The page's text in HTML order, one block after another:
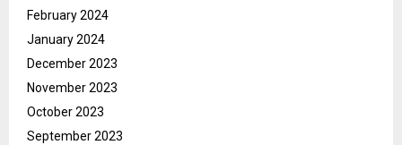
February 2024
January 2024
December 2023
November 2023
October 2023
September 2023